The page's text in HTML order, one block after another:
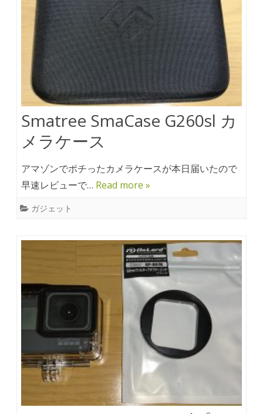
Smatree SmaCase G260sl カ
メラケース
アマゾンでポチったカメラケースが本日届いたので
早速レビューで… Read more »
ガジェット